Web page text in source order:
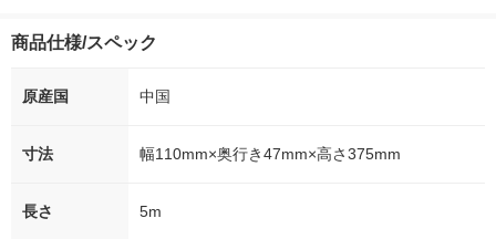
商品仕様/スペック
原産国 中国
寸法 幅110mm×奥行き47mm×高さ375mm
長さ 5m